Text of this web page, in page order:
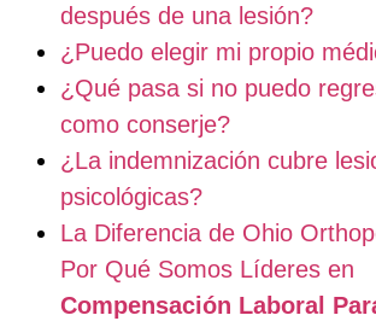
después de una lesión?
¿Puedo elegir mi propio
¿Qué pasa si no puedo
como conserje?
¿La indemnización cubre
psicológicas?
La Diferencia de Ohio
Por Qué Somos Líderes en
Compensación Laboral